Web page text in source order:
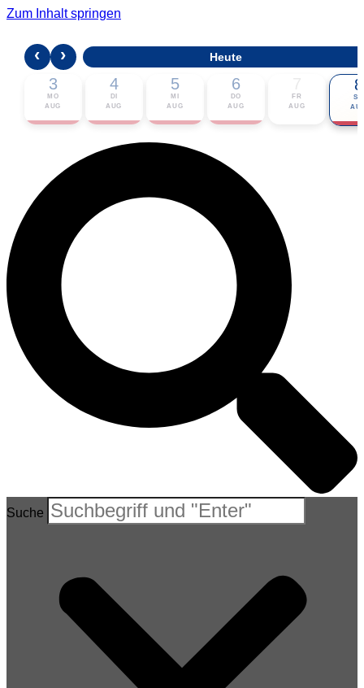
Zum Inhalt springen
🎟 Karten bestellen
‹ › Heute
3
MO
AUG
4
DI
AUG
5
MI
AUG
6
DO
AUG
FR
AUG
8
SA
Suche